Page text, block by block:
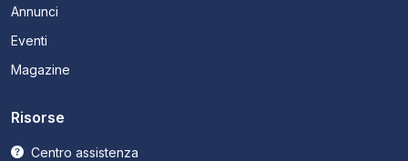
Annunci
Eventi
Magazine
Risorse
Centro assistenza